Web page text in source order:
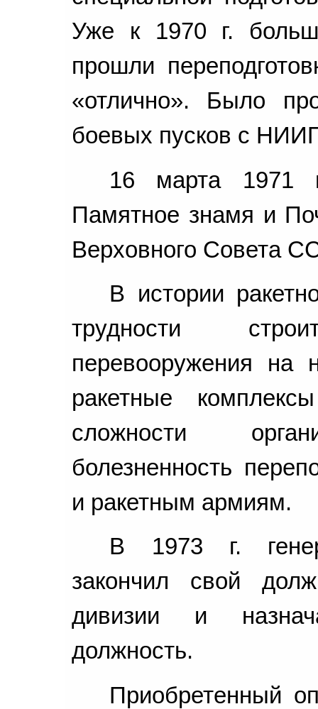
Уже к 1970 г.
прошли
«отлично». Было
боевых пусков с
16 марта 1971
Памятное знамя и
Верховного Совета
В истории
трудности
перевооружения на
ракетные
сложности
болезненность
и ракетным армиям.
В 1973 г.
закончил свой
дивизии и
должность.
Приобретенный